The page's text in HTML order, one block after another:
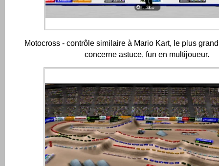
Motocross - contrôle similaire à Mario Kart, le plus
concerne astuce, fun en multijoueur.